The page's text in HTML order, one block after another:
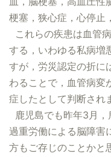
梗塞，狭心症，心停止
これらの疾患は血管
する，いわゆる私病増
すが，労災認定の折に
わることで，血管病変
症したとして判断され
鹿児島でも昨年3月
過重労働による脳障害
方もご存じのことかと